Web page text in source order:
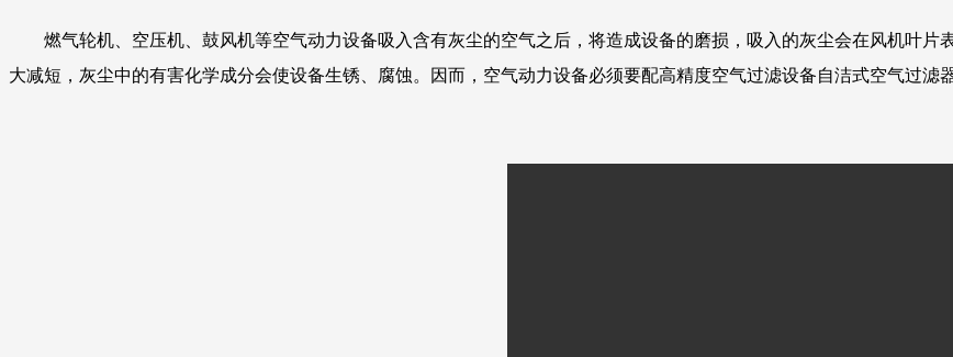
燃气轮机、空压机、鼓风机等空气动力设备吸入含有灰尘的空气之后，将造成设备的磨损，吸入的灰尘会在风机叶
大减短，灰尘中的有害化学成分会使设备生锈、腐蚀。因而，空气动力设备必须要配高精度空气过滤设备自洁式空气过滤